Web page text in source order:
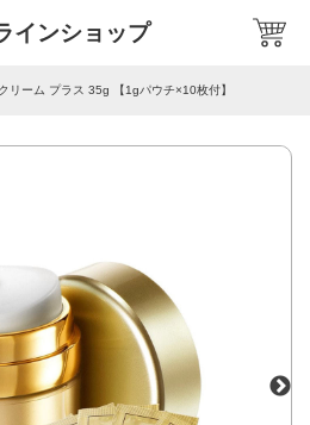
インショップ
リーム プラス 35g 【1gパウチ×10枚付】